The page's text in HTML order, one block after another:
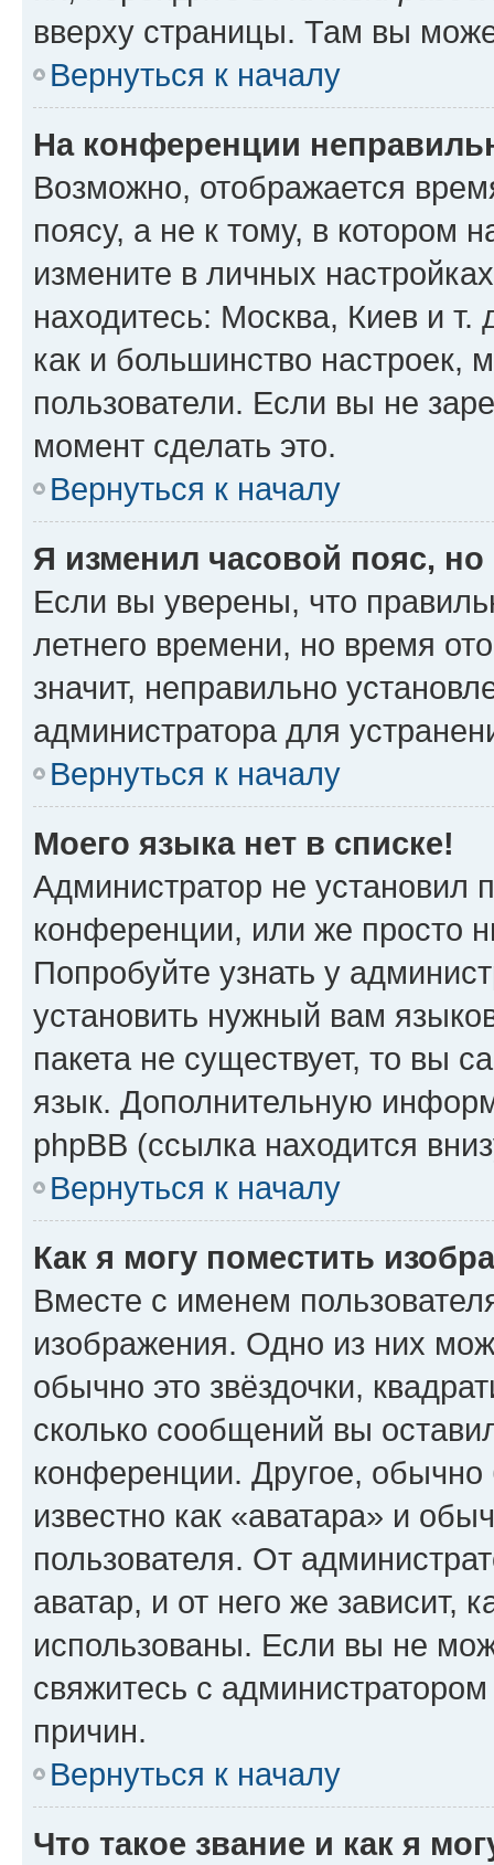
вверху страницы. Там вы
Вернуться к началу
На конференции
Возможно, отображается
поясу, а не к тому, в котором
измените в личных
находитесь: Москва, Киев и т.
как и большинство настроек,
пользователи. Если вы не
момент сделать это.
Вернуться к началу
Я изменил часовой пояс,
Если вы уверены, что
летнего времени, но время
значит, неправильно
администратора для
Вернуться к началу
Моего языка нет в списке!
Администратор не установил
конференции, или же просто
Попробуйте узнать у
установить нужный вам
пакета не существует, то вы
язык. Дополнительную
phpBB (ссылка находится
Вернуться к началу
Как я могу поместить
Вместе с именем
изображения. Одно из них
обычно это звёздочки,
сколько сообщений вы
конференции. Другое,
известно как «аватара» и
пользователя. От
аватар, и от него же зависит,
использованы. Если вы не
свяжитесь с
причин.
Вернуться к началу
Что такое звание и как я